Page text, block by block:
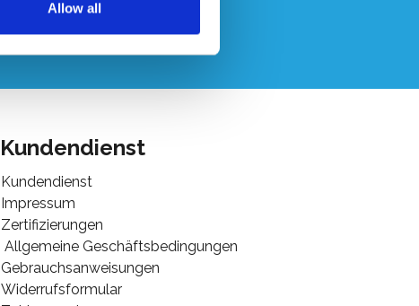
Allow all
Kundendienst
Kundendienst
Impressum
Zertifizierungen
Allgemeine Geschäftsbedingungen
Gebrauchsanweisungen
Widerrufsformular